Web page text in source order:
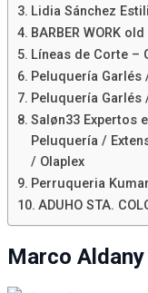
Lidia Sánchez
BARBER WORK
Líneas de Corte –
Peluquería Garlés
Peluquería Garlés
Saløn33 Expertos
Peluquería /
/ Olaplex
Perruqueria
ADUHO STA.
Marco Aldany